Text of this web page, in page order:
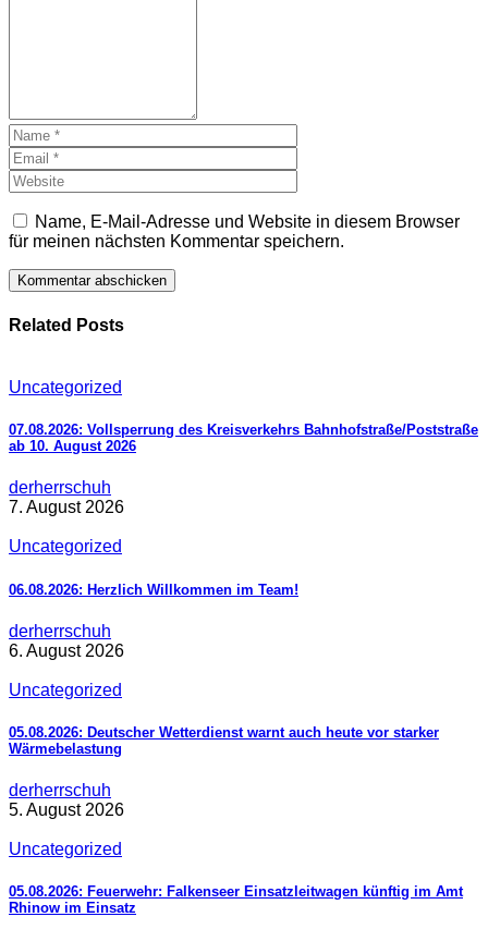
Name, E-Mail-Adresse und Website in diesem Browser
für meinen nächsten Kommentar speichern.
Related Posts
Uncategorized
07.08.2026: Vollsperrung des Kreisverkehrs Bahnhofstraße/Poststraße
ab 10. August 2026
derherrschuh
7. August 2026
Uncategorized
06.08.2026: Herzlich Willkommen im Team!
derherrschuh
6. August 2026
Uncategorized
05.08.2026: Deutscher Wetterdienst warnt auch heute vor starker
Wärmebelastung
derherrschuh
5. August 2026
Uncategorized
05.08.2026: Feuerwehr: Falkenseer Einsatzleitwagen künftig im Amt
Rhinow im Einsatz